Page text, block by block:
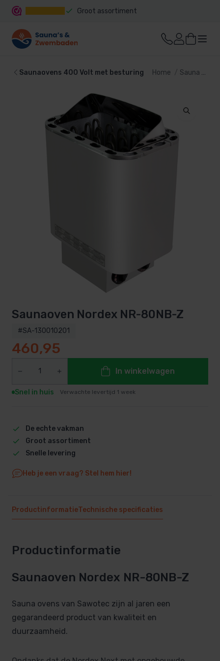
Groot assortiment
Saunaovens 400 Volt met besturing Home Sauna
Saunaoven Nordex NR-80NB-Z
#SA-130010201
460,95
In winkelwagen
Snel in huis Verwachte levertijd 1 week
De echte vakman
Groot assortiment
Snelle levering
Heb je een vraag? Stel hem hier!
ProductinformatieTechnische specificaties
Productinformatie
Saunaoven Nordex NR-80NB-Z
Sauna ovens van Sawotec zijn al jaren een
gegarandeerd product van kwaliteit en
duurzaamheid.